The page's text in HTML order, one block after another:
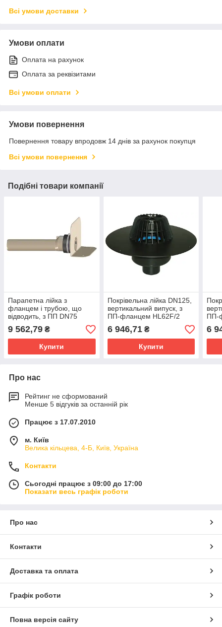
Всі умови доставки
Умови оплати
Оплата на рахунок
Оплата за реквізитами
Всі умови оплати
Умови повернення
Повернення товару впродовж 14 днів за рахунок покупця
Всі умови повернення
Подібні товари компанії
Парапетна лійка з
фланцем і трубою, що
відводить, з ПП DN75
HL68F.0/75
9 562,79 ₴
Купити
Покрівельна лійка DN125,
вертикальний випуск, з
ПП-фланцем HL62F/2
6 946,71₴
Купити
ПП-
6
Про нас
Рейтинг не сформований
Менше 5 відгуків за останній рік
Працює з 17.07.2010
м. Київ
Велика кільцева, 4-Б, Київ, Україна
Контакти
Сьогодні працює з 09:00 до 17:00
Показати весь графік роботи
Про нас
Контакти
Доставка та оплата
Графік роботи
Повна версія сайту